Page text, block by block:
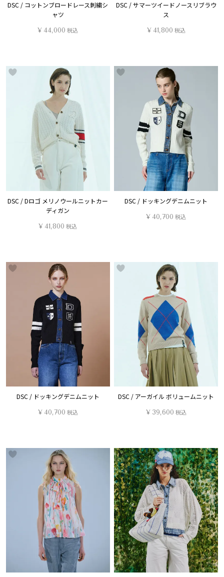
DSC / コットンブロードレース刺繍シ
ャツ
¥ 44,000 税込
DSC / サマーツイードノースリブラウ
ス
¥ 41,800 税込
DSC / Dロゴ メリノウールニットカー
ディガン
¥ 41,800 税込
DSC / ドッキングデニムニット
¥ 40,700 税込
DSC / ドッキングデニムニット
¥ 40,700 税込
DSC / アーガイル ボリュームニット
¥ 39,600 税込